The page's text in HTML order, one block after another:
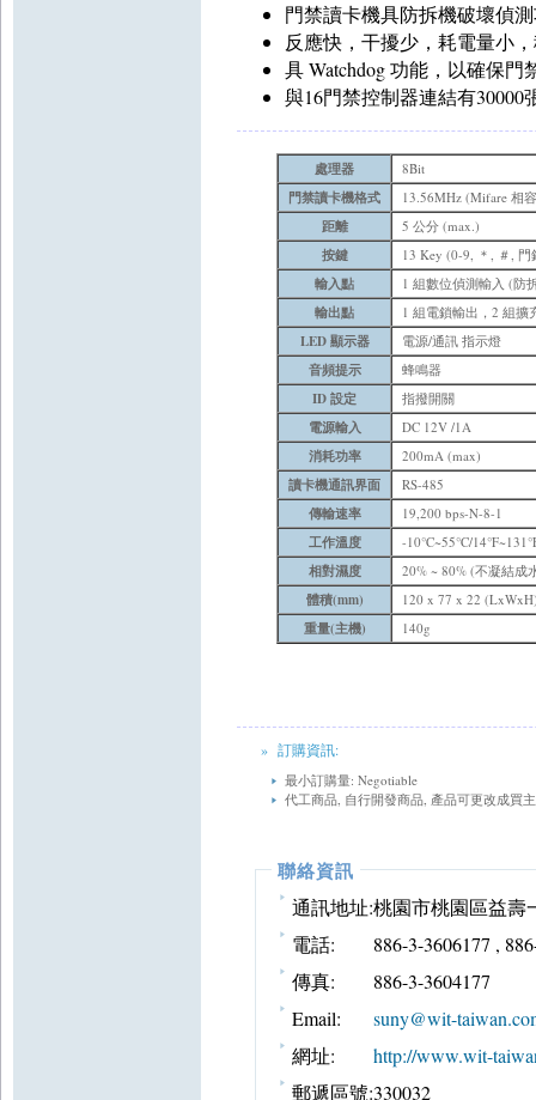
門禁讀卡機具防拆機破壞偵
反應快，干擾少，耗電量小
具 Watchdog 功能，以確保
與16門禁控制器連結有30000
處理器 8Bit
門禁讀卡機格式 13.56MHz (Mifare 相
距離 5 公分 (max.)
按鍵 13 Key (0-9, ＊, ＃, 門
輸入點 1 組數位偵測輸入 (防
輸出點 1 組電鎖輸出，2 組擴
LED 顯示器 電源/通訊 指示燈
音頻提示 蜂鳴器
ID 設定 指撥開關
電源輸入 DC 12V /1A
消耗功率 200mA (max)
讀卡機通訊界面 RS-485
傳輸速率 19,200 bps-N-8-1
工作溫度 -10°C~55°C/
相對濕度 20% ~ 80% (不凝結成
體積(mm) 120 x 77 x 22
重量(主機) 140g
» 訂購資訊:
最小訂購量: Negotiable
代工商品, 自行開發商品, 產品可更改成買
聯絡資訊
通訊地址:桃園市桃園區益壽
電話:
886-3-3606177 ,
傳真:
886-3-3604177
Email:
suny@wit-
網址:
http://www.wit-
郵遞區號:330032